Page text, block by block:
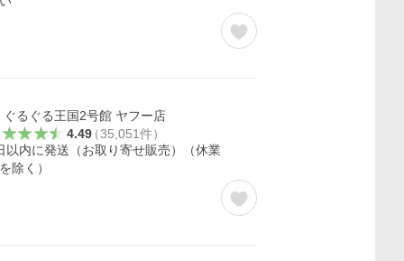
ぐるぐる王国2号館 ヤフー店
4.49（35,051件）
以内に発送（お取り寄せ販売）（休業
除く）